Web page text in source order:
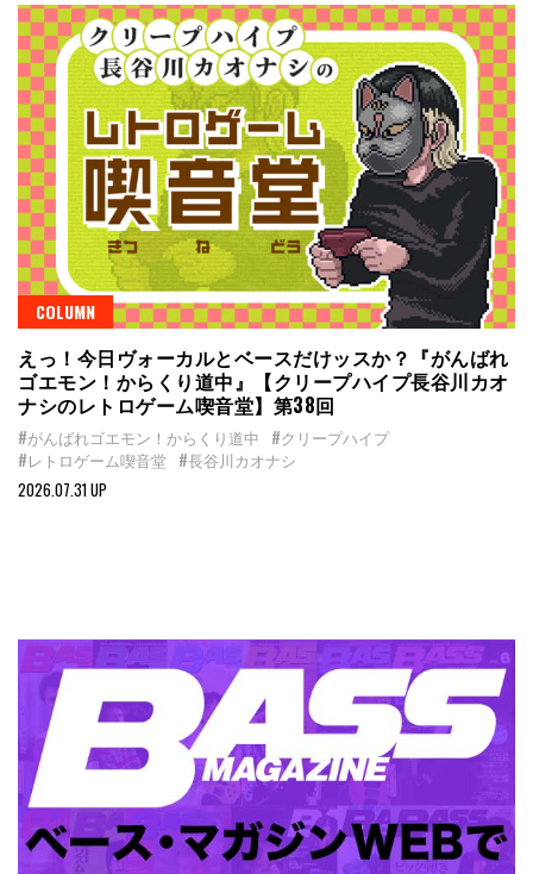
COLUMN
えっ！今日ヴォーカルとベースだけッスか？『がんばれ
ゴエモン！からくり道中』【クリープハイプ長谷川カオ
ナシのレトロゲーム喫音堂】第38回
#がんばれゴエモン！からくり道中 #クリープハイプ
#レトロゲーム喫音堂 #長谷川カオナシ
2026.07.31 UP